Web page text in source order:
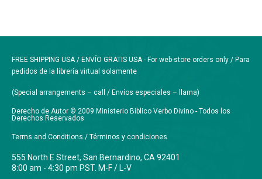
FREE SHIPPING USA / ENVÍO GRATIS USA - For web-store orders only / Para
pedidos de la librería virtual solamente
(Special arrangements – call / Envíos especiales – llama)
Derecho de Autor © 2009 Ministerio Biblico Verbo Divino - Todos los
Derechos Reservados
Terms and Conditions / Términos y condiciones
555 North E Street, San Bernardino, CA 92401
8:00 am - 4:30 pm PST. M-F / L-V